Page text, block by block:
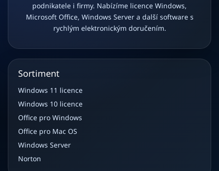
podnikatele i firmy. Nabízíme licence Windows,
Microsoft Office, Windows Server a další software s
rychlým elektronickým doručením.
Sortiment
Windows 11 licence
Windows 10 licence
Office pro Windows
Office pro Mac OS
Windows Server
Norton